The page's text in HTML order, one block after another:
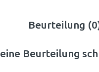
Beurteilung
eine Beurteilung